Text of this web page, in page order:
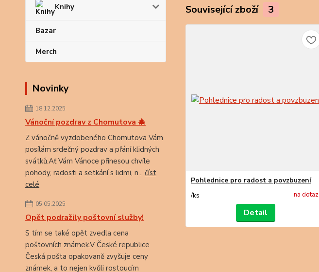
Knihy
Bazar
Merch
Novinky
18.12.2025
Vánoční pozdrav z Chomutova 🎄
Z vánočně vyzdobeného Chomutova Vám
posílám srdečný pozdrav a přání klidných
svátků.Ať Vám Vánoce přinesou chvíle
pohody, radosti a setkání s lidmi, n... číst
celé
05.05.2025
Opět podražily poštovní služby!
S tím se také opět zvedla cena
poštovních známek.V České republice
Česká pošta opakovaně zvyšuje ceny
známek, a to nejen kvůli rostoucím
Související zboží 3
Pohlednice pro radost a povzbuzení
/ks na dotaz
Detail